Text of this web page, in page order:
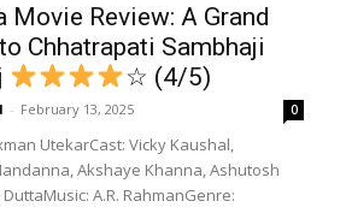
Movie Review: A Grand
Chhatrapati Sambhaji
☆ (4/5)
- February 13, 2025 0
UtekarCast: Vicky Kaushal,
Akshaye Khanna, Ashutosh
A.R. RahmanGenre: